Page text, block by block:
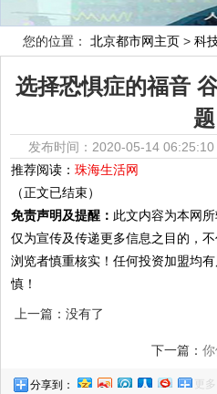
您的位置： 北京都市网主页 > 科
选择恐惧症的福音
题
发布时间：2020-05-14
推荐阅读：珠海生活网
（正文已结束）
免责声明及提醒： 此文内容为本网
仅为宣传及传递更多信息之目的，
浏览者慎重核实！任何投资加盟均
慎！
上一篇：没有了
下一篇：
分享到： 更多